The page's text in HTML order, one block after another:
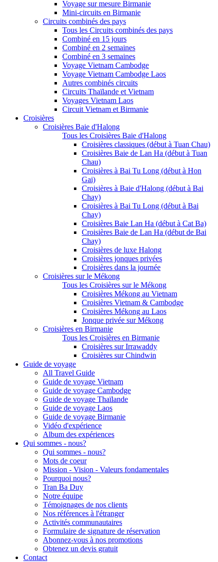
Voyage sur mesure Birmanie
Mini-circuits en Birmanie
Circuits combinés des pays
Tous les Circuits combinés des pays
Combiné en 15 jours
Combiné en 2 semaines
Combiné en 3 semaines
Voyage Vietnam Cambodge
Voyage Vietnam Cambodge Laos
Autres combinés circuits
Circuits Thaïlande et Vietnam
Voyages Vietnam Laos
Circuit Vietnam et Birmanie
Croisières
Croisières Baie d'Halong
Tous les Croisières Baie d'Halong
Croisières classiques (début à Tuan Chau)
Croisières Baie de Lan Ha (début à Tuan
Chau)
Croisières à Bai Tu Long (début à Hon
Gai)
Croisières à Baie d'Halong (début à Bai
Chay)
Croisières à Bai Tu Long (début à Bai
Chay)
Croisières Baie Lan Ha (début à Cat Ba)
Croisières Baie de Lan Ha (début de Bai
Chay)
Croisières de luxe Halong
Croisières jonques privées
Croisières dans la journée
Croisières sur le Mékong
Tous les Croisières sur le Mékong
Croisières Mékong au Vietnam
Croisières Vietnam & Cambodge
Croisières Mékong au Laos
Jonque privée sur Mékong
Croisières en Birmanie
Tous les Croisières en Birmanie
Croisières sur Irrawaddy
Croisières sur Chindwin
Guide de voyage
All Travel Guide
Guide de voyage Vietnam
Guide de voyage Cambodge
Guide de voyage Thaïlande
Guide de voyage Laos
Guide de voyage Birmanie
Vidéo d'expérience
Album des expériences
Qui sommes - nous?
Qui sommes - nous?
Mots de coeur
Mission - Vision - Valeurs fondamentales
Pourquoi nous?
Tran Ba Duy
Notre équipe
Témoignages de nos clients
Nos références à l'étranger
Activités communautaires
Formulaire de signature de réservation
Abonnez-vous à nos promotions
Obtenez un devis gratuit
Contact